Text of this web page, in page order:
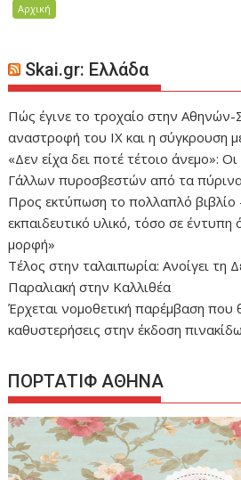
Αρχική
Skai.gr: Ελλάδα
Πώς έγινε το τροχαίο στην Αθηνών-
αναστροφή του ΙΧ και η σύγκρουση
«Δεν είχα δει ποτέ τέτοιο άνεμο»:
Γάλλων πυροσβεστών από τα
Προς εκτύπωση το πολλαπλό
εκπαιδευτικό υλικό, τόσο σε έντυπη
μορφή»
Τέλος στην ταλαιπωρία: Ανοίγει τη
Παραλιακή στην Καλλιθέα
Έρχεται νομοθετική παρέμβαση που
καθυστερήσεις στην έκδοση
ΠΟΡΤΑΤΙΦ ΑΘΗΝΑ